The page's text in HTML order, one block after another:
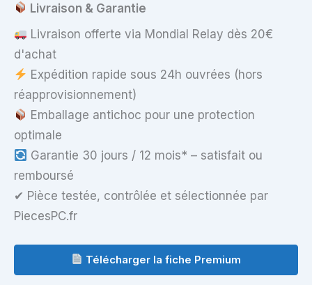
Livraison & Garantie
Livraison offerte via Mondial Relay dès 20€
d'achat
Expédition rapide sous 24h ouvrées (hors
réapprovisionnement)
Emballage antichoc pour une protection
optimale
Garantie 30 jours / 12 mois* – satisfait ou
remboursé
✔ Pièce testée, contrôlée et sélectionnée par
PiecesPC.fr
Télécharger la fiche Premium